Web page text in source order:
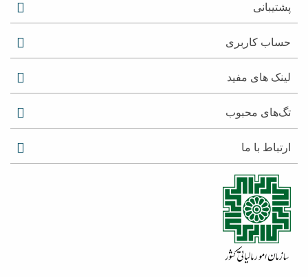
پشتیبانی
حساب کاربری
لینک های مفید
تگ‌های محبوب
ارتباط با ما